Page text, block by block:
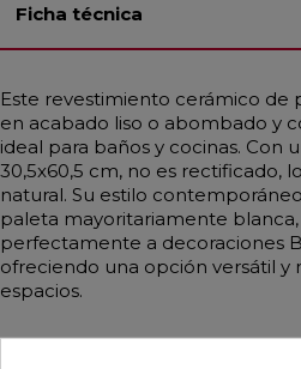
Ficha técnica
Este revestimiento cerámico de
en acabado liso o abombado y
ideal para baños y cocinas. Con
30,5x60,5 cm, no es rectificado,
natural. Su estilo
paleta mayoritariamente
perfectamente a decoraciones
ofreciendo una opción versátil y
espacios.